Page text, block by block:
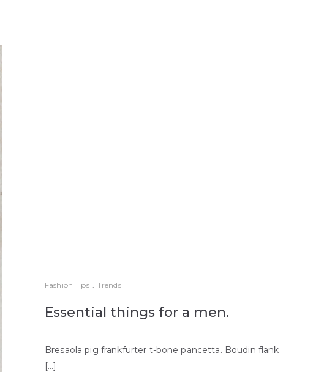
Fashion Tips . Trends
Essential things for a men.
Bresaola pig frankfurter t-bone pancetta. Boudin flank
[…]